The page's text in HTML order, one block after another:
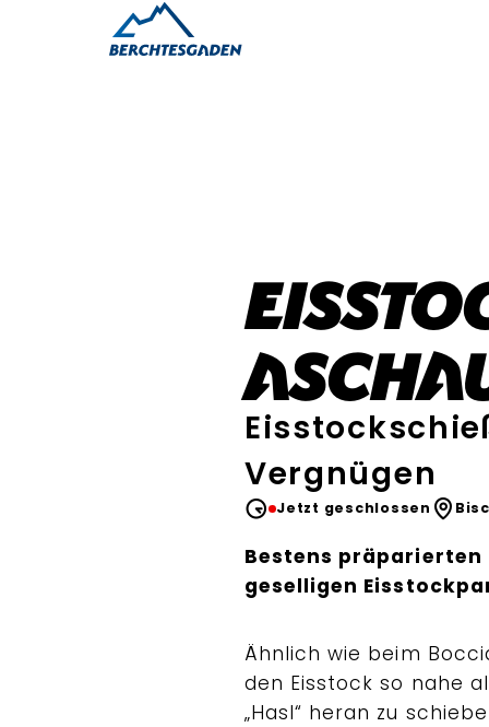
Vergnügen
Jetzt geschlossen
Bestens präparierten
geselligen
Ähnlich wie beim
den Eisstock so nahe
„Hasl“ heran zu